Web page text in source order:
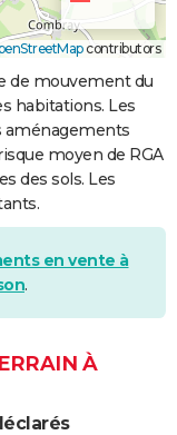
contributors
de mouvement du
habitations. Les
aménagements
moyen de RGA
des sols. Les
en vente à
.
À